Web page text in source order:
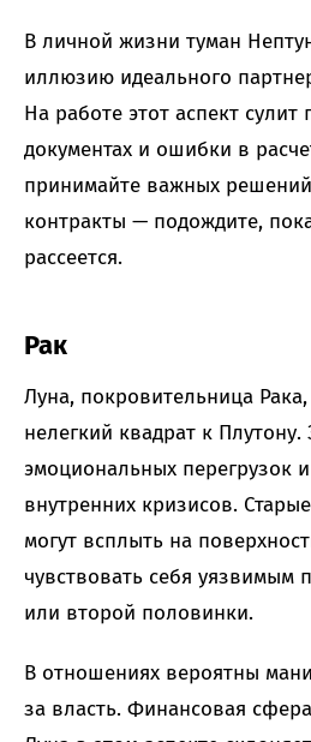
В личной жизни туман
иллюзию идеального
На работе этот аспект сулит
документах и ошибки в
принимайте важных
контракты — подождите,
рассеется.
Рак
Луна, покровительница
нелегкий квадрат к
эмоциональных перегрузок
внутренних кризисов.
могут всплыть на
чувствовать себя уязвимым
или второй половинки.
В отношениях вероятны
за власть. Финансовая